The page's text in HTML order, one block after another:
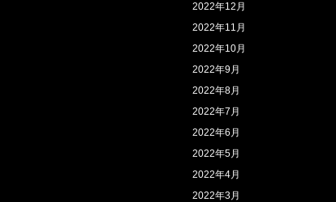
2022年12月
2022年11月
2022年10月
2022年9月
2022年8月
2022年7月
2022年6月
2022年5月
2022年4月
2022年3月